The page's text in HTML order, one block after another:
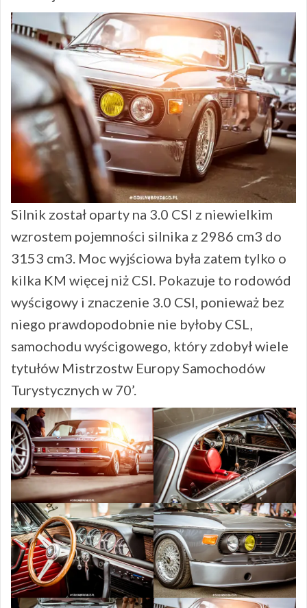
Silnik został oparty na 3.0 CSI z niewielkim
wzrostem pojemności silnika z 2986 cm3 do
3153 cm3. Moc wyjściowa była zatem tylko o
kilka KM więcej niż CSI. Pokazuje to rodowód
wyścigowy i znaczenie 3.0 CSI, ponieważ bez
niego prawdopodobnie nie byłoby CSL,
samochodu wyścigowego, który zdobył wiele
tytułów Mistrzostw Europy Samochodów
Turystycznych w 70’.